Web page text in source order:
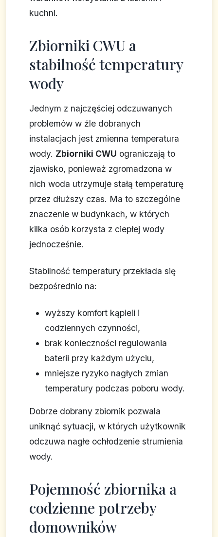
kuchni.
Zbiorniki CWU a
stabilność temperatury
wody
Jednym z najczęściej odczuwanych
problemów w źle dobranych
instalacjach jest zmienna temperatura
wody. Zbiorniki CWU ograniczają to
zjawisko, ponieważ zgromadzona w
nich woda utrzymuje stałą temperaturę
przez dłuższy czas. Ma to szczególne
znaczenie w budynkach, w których
kilka osób korzysta z ciepłej wody
jednocześnie.
Stabilność temperatury przekłada się
bezpośrednio na:
wyższy komfort kąpieli i
codziennych czynności,
brak konieczności regulowania
baterii przy każdym użyciu,
mniejsze ryzyko nagłych zmian
temperatury podczas poboru wody.
Dobrze dobrany zbiornik pozwala
uniknąć sytuacji, w których użytkownik
odczuwa nagłe ochłodzenie strumienia
wody.
Pojemność zbiornika a
codzienne potrzeby
domowników